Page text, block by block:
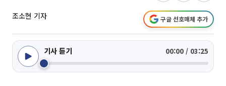
조소현 기자 구글 선호매체 추가
기사 듣기 00:00 / 03:25